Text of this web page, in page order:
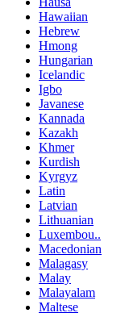
Hawaiian
Hebrew
Hmong
Hungarian
Icelandic
Igbo
Javanese
Kannada
Kazakh
Khmer
Kurdish
Kyrgyz
Latin
Latvian
Lithuanian
Luxembou..
Macedonian
Malagasy
Malay
Malayalam
Maltese